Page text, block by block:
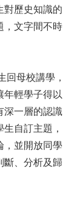
歷史知識的
，文字間不時
母校講學，
年輕學子得以
深一層的認識
自訂主題，
，並開放同學
斷、分析及歸